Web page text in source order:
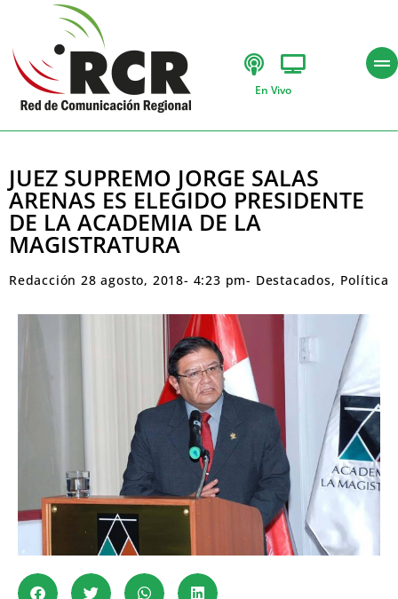
En Vivo
JUEZ SUPREMO JORGE SALAS
ARENAS ES ELEGIDO PRESIDENTE
DE LA ACADEMIA DE LA
MAGISTRATURA
Redacción 28 agosto, 2018- 4:23 pm- Destacados, Política